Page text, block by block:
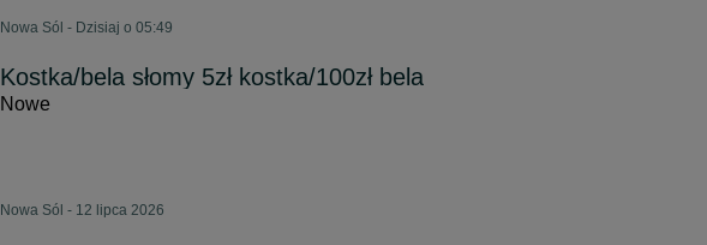
Nowa Sól - Dzisiaj o 05:49
Kostka/bela słomy 5zł kostka/100zł bela
Nowe
Nowa Sól - 12 lipca 2026